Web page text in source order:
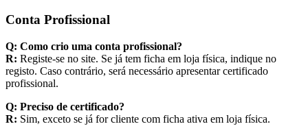
Conta Profissional
Q: Como crio uma conta profissional?
R: Registe-se no site. Se já tem ficha em loja física, indique no
registo. Caso contrário, será necessário apresentar certificado
profissional.
Q: Preciso de certificado?
R: Sim, exceto se já for cliente com ficha ativa em loja física.